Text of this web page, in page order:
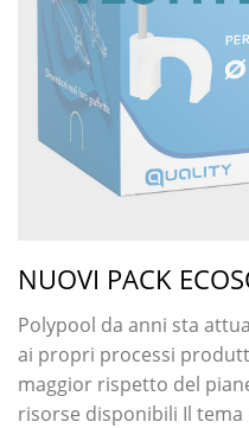
NUOVI PACK
Polypool da anni sta
ai propri processi
maggior rispetto del
risorse disponibili Il tema